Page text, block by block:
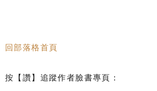
回部落格首頁
按【讚】追蹤作者臉書專頁：